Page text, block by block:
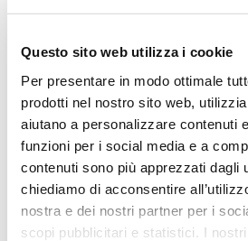
Questo sito web utilizza i cookie
Per presentare in modo ottimale
prodotti nel nostro sito web,
aiutano a personalizzare contenuti
funzioni per i social media e a
contenuti sono più apprezzati dagli
chiediamo di acconsentire
nostra e dei nostri partner per i
scopi pubblicitari e statistici. I
Come utilizziamo i Suoi dati?
Finstral utilizza i Suoi dati solo per
richiesta – e non per l’invio di
pubblicitari non desiderati.
rivenditore partner selezionato
questo scopo. Tutti i dettagli sul
sono descritti nella presente